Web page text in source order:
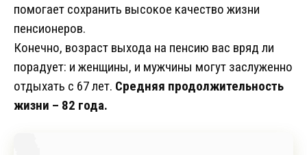
помогает сохранить высокое качество жизни
пенсионеров.
Конечно, возраст выхода на пенсию вас вряд ли
порадует: и женщины, и мужчины могут заслуженно
отдыхать с 67 лет. Средняя продолжительность
жизни – 82 года.